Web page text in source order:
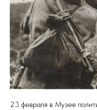
23 февраля в Музее